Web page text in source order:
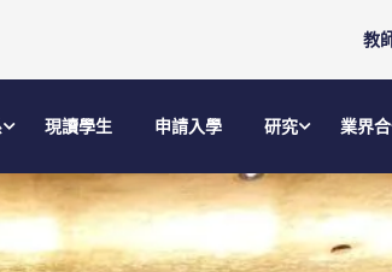
教
現讀學生 申請入學 研究 業界